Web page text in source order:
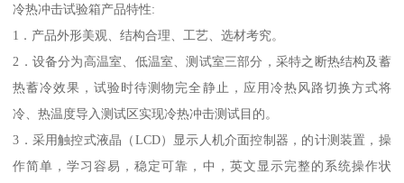
冷热冲击试验箱产品特性:
1．产品外形美观、结构合理、工艺、选材考究。
2．设备分为高温室、低温室、测试室三部分，采特之断热结构及蓄
热蓄冷效果，试验时待测物完全静止，应用冷热风路切换方式将
冷、热温度导入测试区实现冷热冲击测试目的。
3．采用触控式液晶（LCD）显示人机介面控制器，的计测装置，操
作简单，学习容易，稳定可靠，中，英文显示完整的系统操作状